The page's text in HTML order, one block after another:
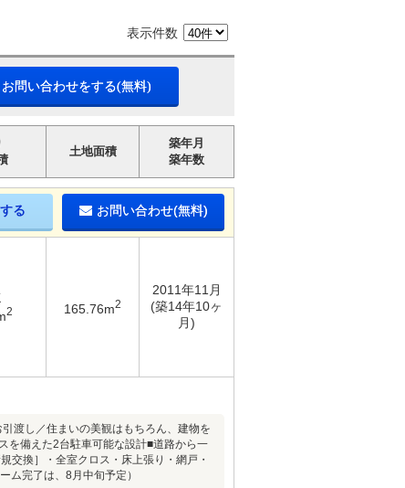
表示件数
問い合わせをする(無料)
土地面積
築年月
築年数
る お問い合わせ(無料)
2 165.76m2
2011年11月
(築14年10ヶ
月)
渡し／住まいの美観はもちろん、建物を
を備えた2台駐車可能な設計■道路から一
交換］・全室クロス・床上張り・網戸・
ム完了は、8月中旬予定）